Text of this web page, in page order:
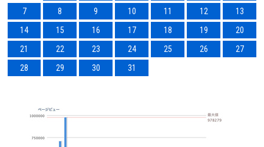
7
8 9 10 11 12
13
14
15 16 17 18 19
20
21
22 23 24 25 26
27
28
29 30 31